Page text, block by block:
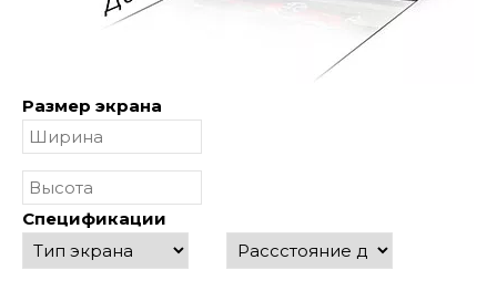
Размер экрана
Спецификации